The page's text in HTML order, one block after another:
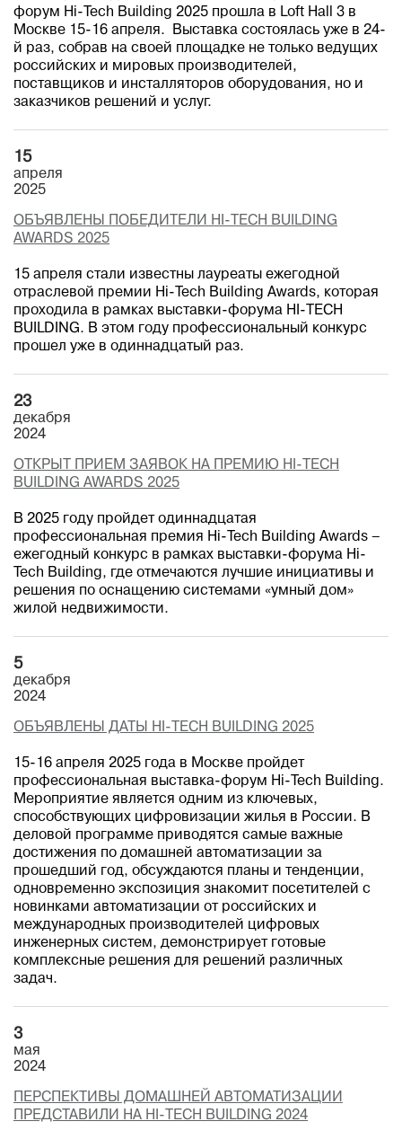
форум Hi-Tech Building 2025 прошла в Loft Hall 3 в
Москве 15-16 апреля. Выставка состоялась уже в 24-
й раз, собрав на своей площадке не только ведущих
российских и мировых производителей,
поставщиков и инсталляторов оборудования, но и
заказчиков решений и услуг.
15
апреля
2025
ОБЪЯВЛЕНЫ ПОБЕДИТЕЛИ HI-TECH BUILDING
AWARDS 2025
15 апреля стали известны лауреаты ежегодной
отраслевой премии Hi-Tech Building Awards, которая
проходила в рамках выставки-форума HI-TECH
BUILDING. В этом году профессиональный конкурс
прошел уже в одиннадцатый раз.
23
декабря
2024
ОТКРЫТ ПРИЕМ ЗАЯВОК НА ПРЕМИЮ HI-TECH
BUILDING AWARDS 2025
В 2025 году пройдет одиннадцатая
профессиональная премия Hi-Tech Building Awards –
ежегодный конкурс в рамках выставки-форума Hi-
Tech Building, где отмечаются лучшие инициативы и
решения по оснащению системами «умный дом»
жилой недвижимости.
5
декабря
2024
ОБЪЯВЛЕНЫ ДАТЫ HI-TECH BUILDING 2025
15-16 апреля 2025 года в Москве пройдет
профессиональная выставка-форум Hi-Tech Building.
Мероприятие является одним из ключевых,
способствующих цифровизации жилья в России. В
деловой программе приводятся самые важные
достижения по домашней автоматизации за
прошедший год, обсуждаются планы и тенденции,
одновременно экспозиция знакомит посетителей с
новинками автоматизации от российских и
международных производителей цифровых
инженерных систем, демонстрирует готовые
комплексные решения для решений различных
задач.
3
мая
2024
ПЕРСПЕКТИВЫ ДОМАШНЕЙ АВТОМАТИЗАЦИИ
ПРЕДСТАВИЛИ НА HI-TECH BUILDING 2024